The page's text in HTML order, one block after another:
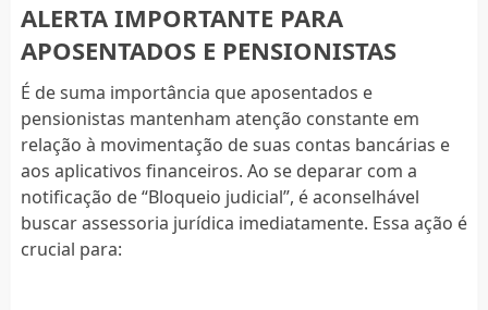
ALERTA IMPORTANTE PARA
APOSENTADOS E PENSIONISTAS
É de suma importância que aposentados e
pensionistas mantenham atenção constante em
relação à movimentação de suas contas bancárias e
aos aplicativos financeiros. Ao se deparar com a
notificação de “Bloqueio judicial”, é aconselhável
buscar assessoria jurídica imediatamente. Essa ação é
crucial para: